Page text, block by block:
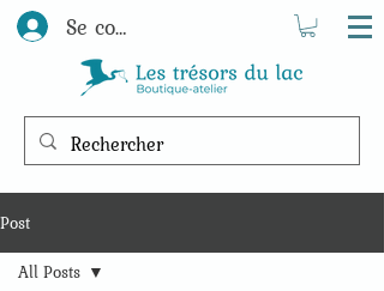
Se connecter
Post
All Posts